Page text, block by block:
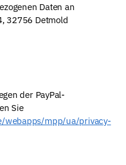
Daten an
32756 Detmold
der PayPal-
Sie
webapps/mpp/ua/privacy-